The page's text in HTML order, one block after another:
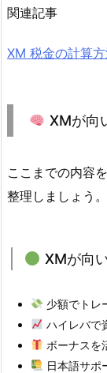
関連記事
XM 税金の計算
XMが向
ここまでの内容
整理しましょう。
XMが向
少額でトレ
ハイレバで
ボーナスを
日本語サポ